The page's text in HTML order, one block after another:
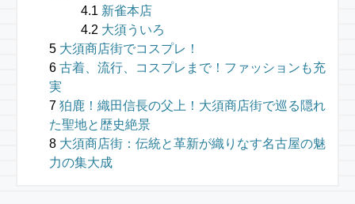
新雀本店
大須ういろ
大須商店街でコスプレ！
古着、流行、コスプレまで！ファッションも充
実
狛鹿！織田信長の父上！大須商店街で巡る隠れ
た聖地と歴史絶景
大須商店街：伝統と革新が織りなす名古屋の魅
力の集大成